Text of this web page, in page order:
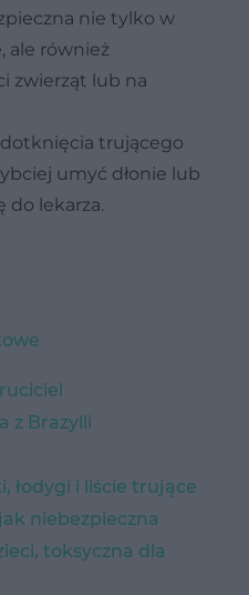
nie tylko w
ale również
zwierząt lub na
trującego
umyć dłonie lub
do lekarza.
z Brazylii
łodygi i liście trujące
niebezpieczna
toksyczna dla